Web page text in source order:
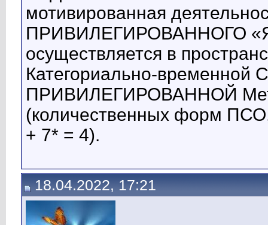
мотивированная
ПРИВИЛЕГИРОВАННОГО
осуществляется в
Категориально-временной
ПРИВИЛЕГИРОВАННОЙ
(количественных форм
+ 7* = 4).
18.04.2022, 17:21